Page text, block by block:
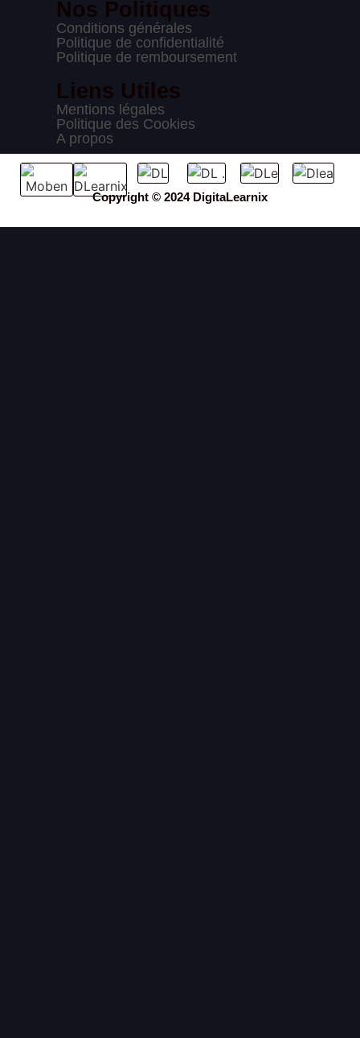
Nos Politiques
Conditions générales
Politique de confidentialité
Politique de remboursement
Liens Utiles
Mentions légales
Politique des Cookies
A propos
Copyright © 2024 DigitaLearnix